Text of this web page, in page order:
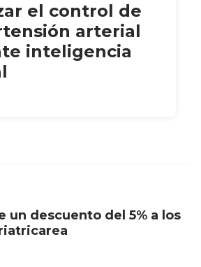
el control de
arterial
inteligencia
un descuento del 5% a los